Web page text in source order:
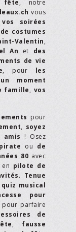
fête, notre
vous
soirées
costumes
Valentin,
An et des
de vie
, pour les
un moment
famille, vos
pour
, soyez
amis ! Osez
ou de
80 avec
en pilote de
. Tenue
quiz musical
pour
pour parfaire
de
, fausse